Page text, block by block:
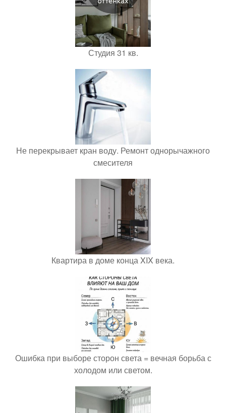
Студия 31 кв.
Не перекрывает кран воду. Ремонт однорычажного
смесителя
Квартира в доме конца XIX века.
Ошибка при выборе сторон света = вечная борьба с
холодом или светом.